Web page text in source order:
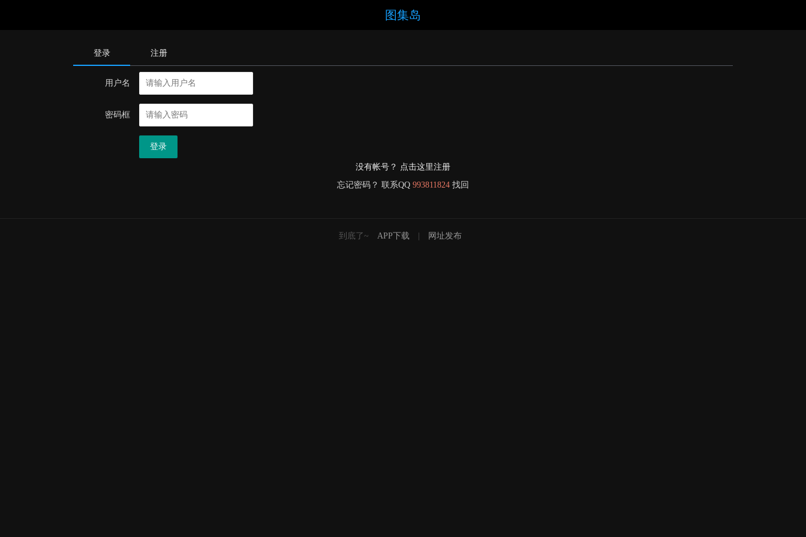
图集岛
登录 注册
用户名
密码框
登录
没有帐号？ 点击这里注册
忘记密码？ 联系QQ 993811824 找回
到底了~ APP下载 网址发布